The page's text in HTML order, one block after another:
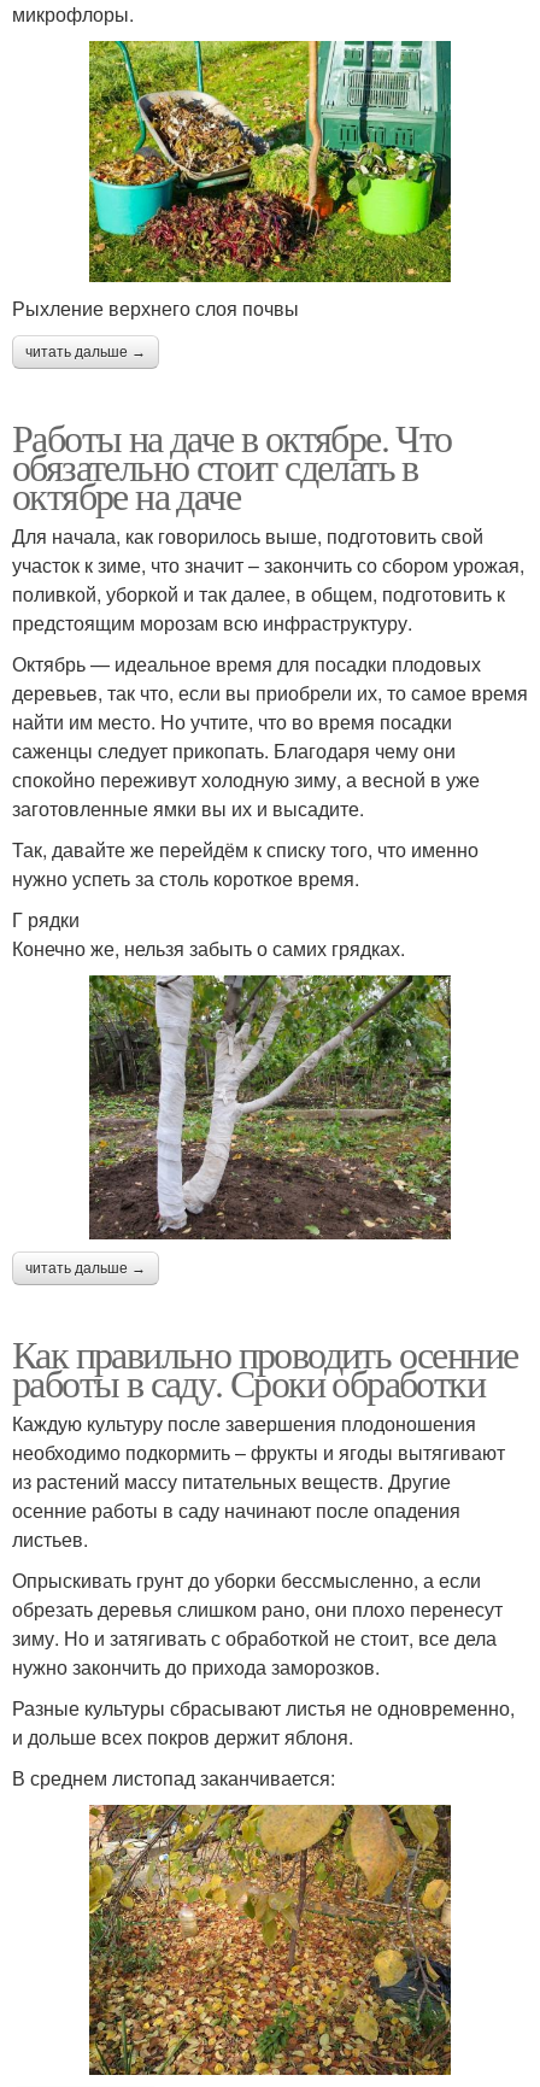
микрофлоры.
Рыхление верхнего слоя почвы
читать дальше →
Работы на даче в октябре. Что
обязательно стоит сделать в
октябре на даче
Для начала, как говорилось выше, подготовить свой
участок к зиме, что значит – закончить со сбором урожая,
поливкой, уборкой и так далее, в общем, подготовить к
предстоящим морозам всю инфраструктуру.
Октябрь — идеальное время для посадки плодовых
деревьев, так что, если вы приобрели их, то самое время
найти им место. Но учтите, что во время посадки
саженцы следует прикопать. Благодаря чему они
спокойно переживут холодную зиму, а весной в уже
заготовленные ямки вы их и высадите.
Так, давайте же перейдём к списку того, что именно
нужно успеть за столь короткое время.
Г рядки
Конечно же, нельзя забыть о самих грядках.
читать дальше →
Как правильно проводить осенние
работы в саду. Сроки обработки
Каждую культуру после завершения плодоношения
необходимо подкормить – фрукты и ягоды вытягивают
из растений массу питательных веществ. Другие
осенние работы в саду начинают после опадения
листьев.
Опрыскивать грунт до уборки бессмысленно, а если
обрезать деревья слишком рано, они плохо перенесут
зиму. Но и затягивать с обработкой не стоит, все дела
нужно закончить до прихода заморозков.
Разные культуры сбрасывают листья не одновременно,
и дольше всех покров держит яблоня.
В среднем листопад заканчивается: